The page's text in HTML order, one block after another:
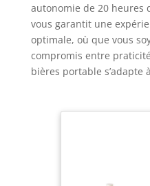
autonomie de 20 heures
vous garantit une
optimale, où que vous
compromis entre
bières portable s’adapte